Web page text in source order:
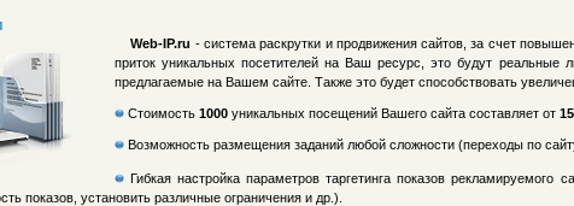
Web-IP.ru - система раскрутки и продвижения сайтов, за счет
приток уникальных посетителей на Ваш ресурс, это будут реальные
предлагаемые на Вашем сайте. Также это будет способствовать
Стоимость 1000 уникальных посещений Вашего сайта составляет от 15
Возможность размещения заданий любой сложности (переходы по
Гибкая настройка параметров таргетинга показов рекламируемого
показов, установить различные ограничения и др.).